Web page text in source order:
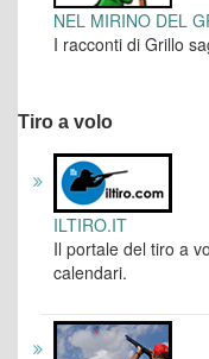
NEL MIRINO DEL
I racconti di Grillo
Tiro a volo
ILTIRO.IT
Il portale del tiro a
calendari.